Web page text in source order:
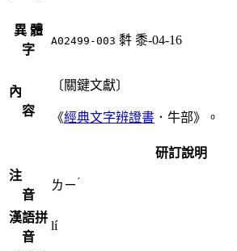
異 體
字
A02499-003 䵓 黍-04-16
內
容
〔關鍵文獻〕
《經典文字辨證書 ．牛部》。
研訂說明
注
音
ㄌㄧ ˊ
漢語拼
音
lí